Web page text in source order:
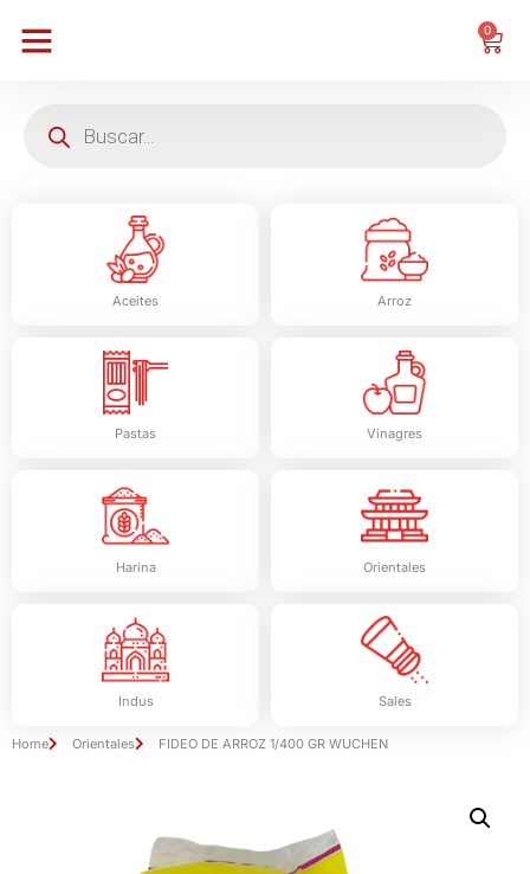
0
Aceites Arroz
Pastas Vinagres
Harina Orientales
Indus Sales
Home Orientales FIDEO DE ARROZ 1/400 GR WUCHEN